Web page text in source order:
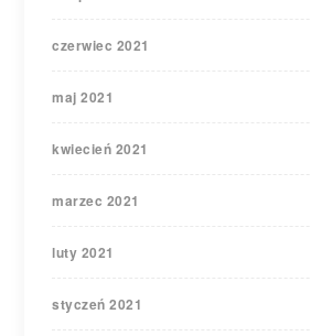
czerwiec 2021
maj 2021
kwiecień 2021
marzec 2021
luty 2021
styczeń 2021